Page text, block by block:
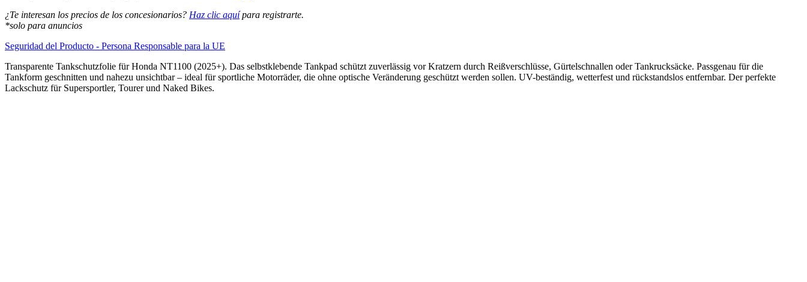
¿Te interesan los precios de los concesionarios? Haz clic aquípara registrarte.
*solo para anuncios
Seguridad del Producto - Persona Responsable para la UE
Transparente Tankschutzfolie für Honda NT1100 (2025+). Das selbstklebende Tankpad schützt zuverlässig vor Kratzern durch Reißverschlüsse, Gürtelschnallen oder Tankrucksäcke. Passgenau für die
Tankform geschnitten und nahezu unsichtbar – ideal für sportliche Motorräder, die ohne optische Veränderung geschützt werden sollen. UV-beständig, wetterfest und rückstandslos entfernbar. Der perfekte
Lackschutz für Supersportler, Tourer und Naked Bikes.